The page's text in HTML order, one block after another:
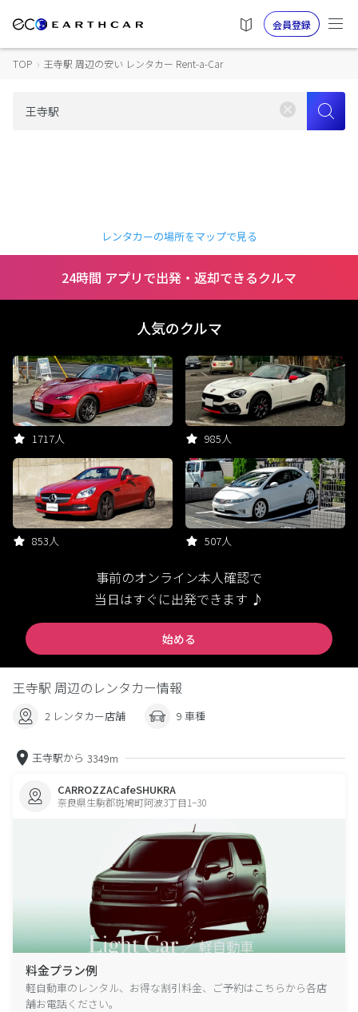
会員登録
TOP › 王寺駅 周辺の安い レンタカー Rent-a-Car
レンタカーの場所をマップで見る
24時間 アプリで出発・返却できるクルマ
人気のクルマ
1717人 985人
853人 507人
事前のオンライン本人確認で
当日はすぐに出発できます ♪
始める
王寺駅 周辺のレンタカー情報
2 レンタカー店舗 9 車種
王寺駅から 3349m
CARROZZACafeSHUKRA
奈良県生駒郡斑鳩町阿波3丁目1−30
料金プラン例
軽自動車のレンタル、お得な割引料金、ご予約はこちらから各店
舗お電話ください。